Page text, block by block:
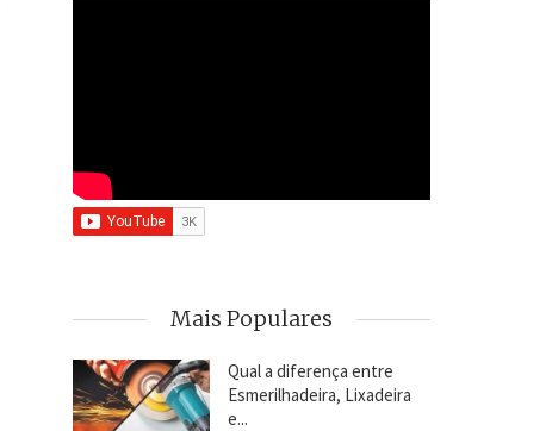
Mais Populares
Qual a diferença entre
Esmerilhadeira, Lixadeira
e...